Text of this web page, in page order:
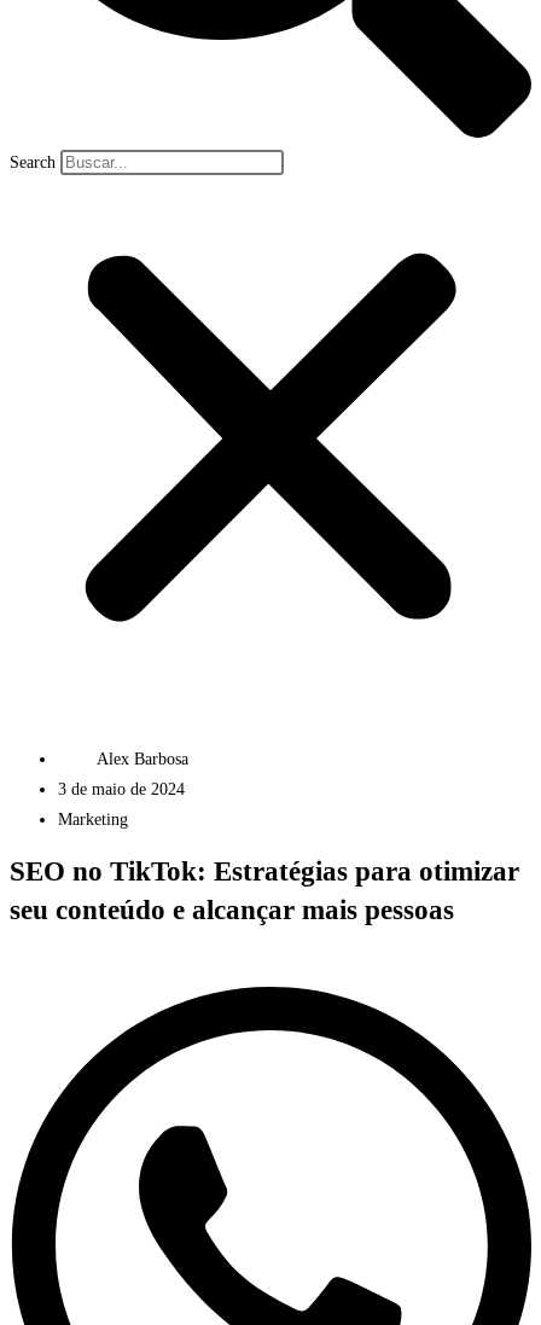
Search
Alex Barbosa
3 de maio de 2024
Marketing
SEO no TikTok: Estratégias para otimizar
seu conteúdo e alcançar mais pessoas